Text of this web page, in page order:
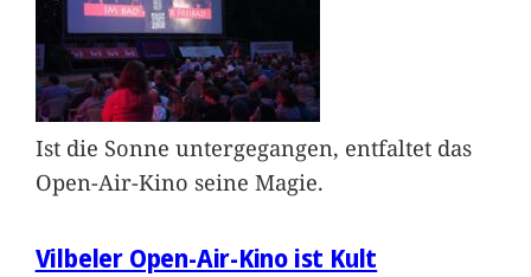
Ist die Sonne untergegangen, entfaltet das
Open-Air-Kino seine Magie.
Vilbeler Open-Air-Kino ist Kult